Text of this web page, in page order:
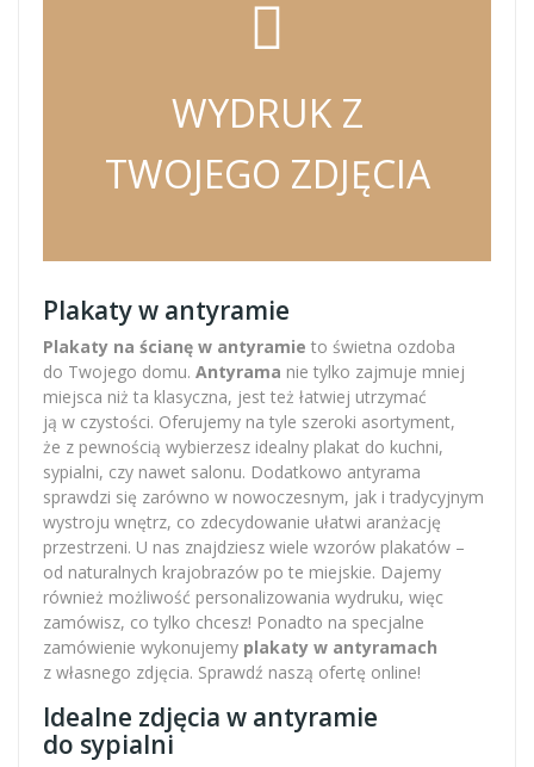
WYDRUK Z
TWOJEGO ZDJĘCIA
Plakaty w antyramie
Plakaty na ścianę w antyramie to świetna ozdoba
do Twojego domu. Antyrama nie tylko zajmuje mniej
miejsca niż ta klasyczna, jest też łatwiej utrzymać
ją w czystości. Oferujemy na tyle szeroki asortyment,
że z pewnością wybierzesz idealny plakat do kuchni,
sypialni, czy nawet salonu. Dodatkowo antyrama
sprawdzi się zarówno w nowoczesnym, jak i tradycyjnym
wystroju wnętrz, co zdecydowanie ułatwi aranżację
przestrzeni. U nas znajdziesz wiele wzorów plakatów –
od naturalnych krajobrazów po te miejskie. Dajemy
również możliwość personalizowania wydruku, więc
zamówisz, co tylko chcesz! Ponadto na specjalne
zamówienie wykonujemy plakaty w antyramach
z własnego zdjęcia. Sprawdź naszą ofertę online!
Idealne zdjęcia w antyramie
do sypialni